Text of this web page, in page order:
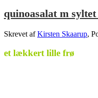
quinoasalat m
Skrevet afKirsten Skaarup,
et lækkert lille frø